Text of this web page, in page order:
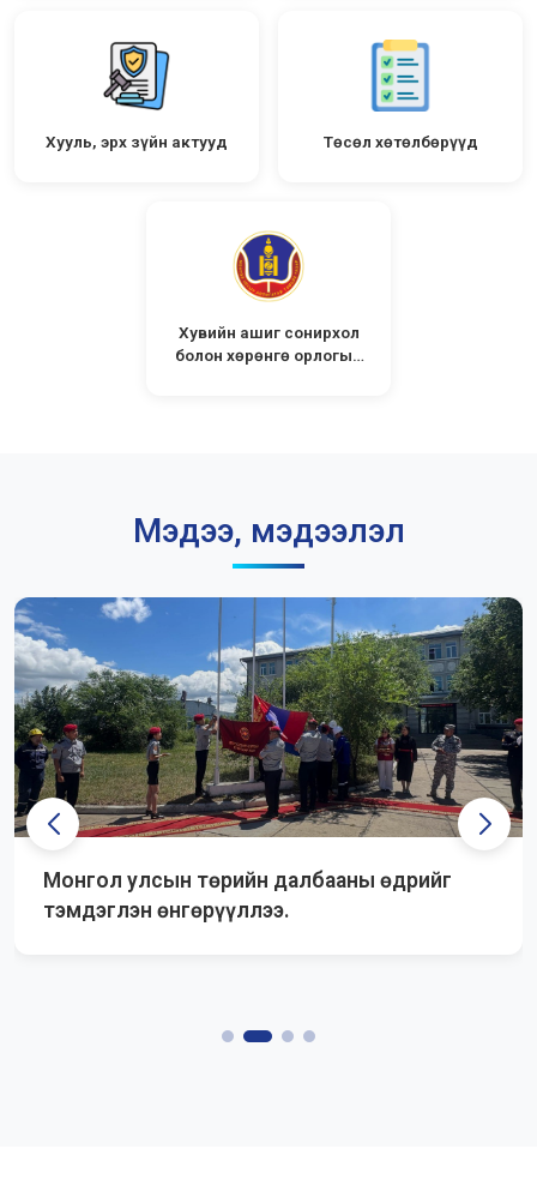
Хууль, эрх зүйн актууд Төсөл хөтөлбөрүүд
Хувийн ашиг сонирхол
болон хөрөнгө орлогын
Мэдээ, мэдээлэл
Монгол улсын төрийн далбааны өдрийг
тэмдэглэн өнгөрүүллээ.